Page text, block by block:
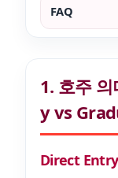
FAQ
1. 호주
y vs
Direct